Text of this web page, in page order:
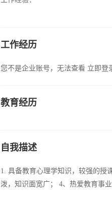
工作经历
您不是企业账号，无法查看 立即登
教育经历
自我描述
1. 具备教育心理学知识，较强的授
泼，知识面宽广； 4、热爱教育事